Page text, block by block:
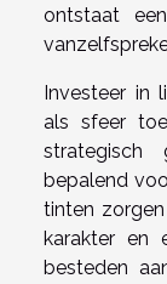
ontstaat
Investeer in
als sfeer
strategisch
bepalend
tinten
karakter en
besteden